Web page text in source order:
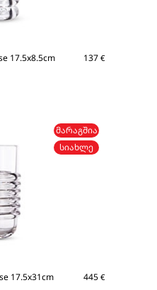
17.5x8.5cm 137 €
ᲛᲐᲠᲐᲒᲨᲘᲐ
ᲡᲘᲐᲮᲚᲔ
17.5x31cm 445 €